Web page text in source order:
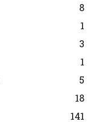
8
1
3
1
5
18
141